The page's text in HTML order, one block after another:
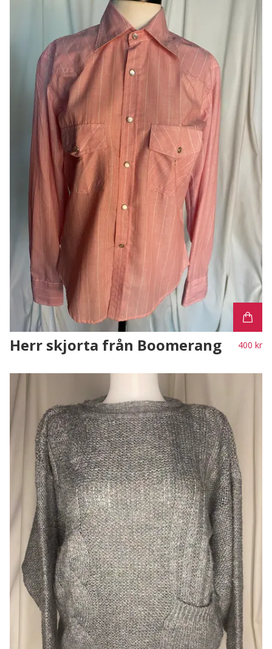
Herr skjorta från Boomerang 400 kr